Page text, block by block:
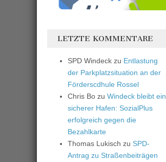
LETZTE KOMMENTARE
SPD Windeck zu Entlastung
der Parkplatzsituation an der
Förderscdhule Rossel
Chris Bo zu Windeck bleibt ein
sicherer Hafen: SozialPlus
erfolgreich gegen die
Bezahlkarte
Thomas Lukisch zu SPD-
Antrag zu Straßenbeiträgen